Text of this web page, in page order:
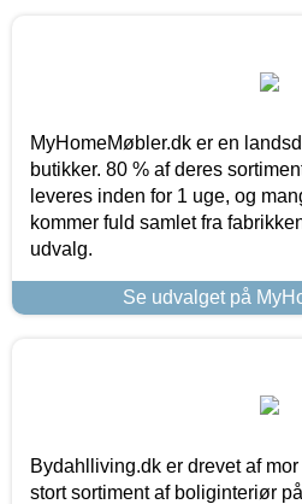
MyHomeMøbler.dk er en
butikker. 80 % af deres
leveres inden for 1 uge, og
kommer fuld samlet fra
udvalg.
Se udvalget på
Bydahlliving.dk er drevet af
stort sortiment af boliginteriør